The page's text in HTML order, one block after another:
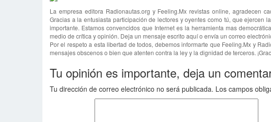
La empresa editora Radionautas.org y Feeling.Mx revistas online, agradecen
Gracias a la entusiasta participación de lectores y oyentes como tú, que ejercen
importante. Estamos convencidos que Internet es la herramienta mas
medio de crítica y opinión. Deja un mensaje escrito aquí o envía un correo
Por el respeto a esta libertad de todos, debemos informarte que Feeling.Mx y
mensajes obscenos o bien que atenten contra la ley y la dignidad de terceros.
Tu opinión es importante, deja un
Tu dirección de correo electrónico no será publicada. Los campos